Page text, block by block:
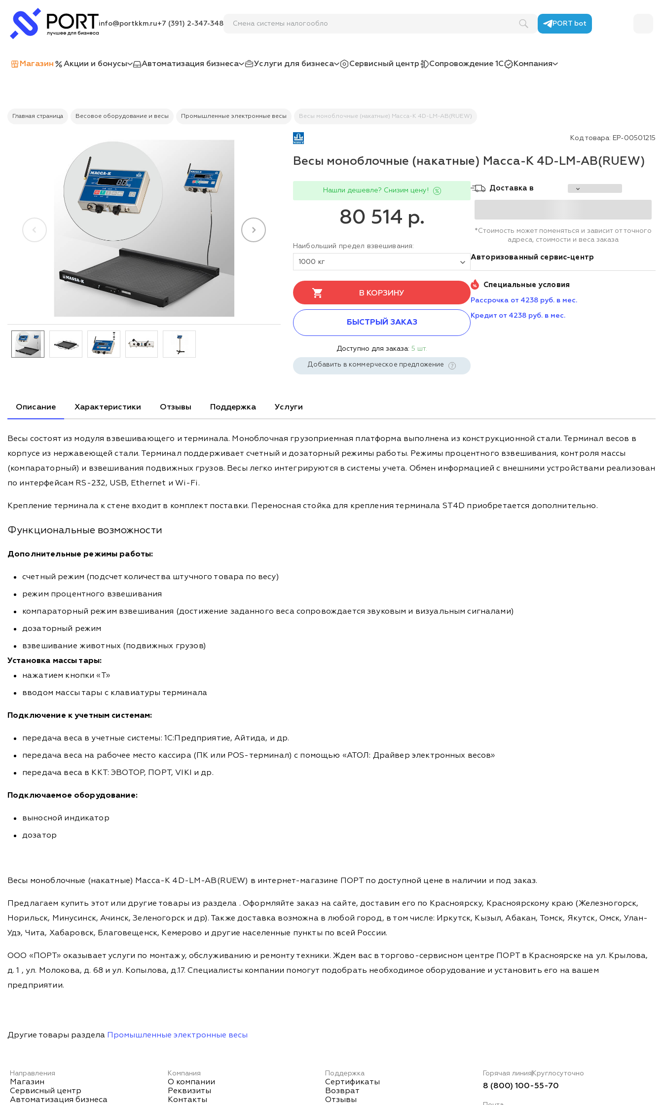
info@portkkm.ru+7 (391) 2-347-348 Смена системы нал PORT bot
Магазин Акции и бонусы Автоматизация бизнеса Услуги для бизнеса Сервисный центр Сопровождение 1С Компания
Главная страница Весовое оборудование и весы Промышленные электронные весы Весы моноблочные (накатные) Масса-К 4D-LM-AB(RUEW)
Код товара: ЕР-00501215
Весы моноблочные (накатные) Масса-К 4D-LM-AB(RUEW)
Нашли дешевле? Снизим цену!
80 514 р.
Наибольший предел взвешивания:
1000 кг
В КОРЗИНУ
БЫСТРЫЙ ЗАКАЗ
Доступно для заказа: 5 шт.
Добавить в коммерческое предложение
Доставка в
*Стоимость может поменяться и зависит от точного
адреса, стоимости и веса заказа
Авторизованный сервис-центр
Специальные условия
Рассрочка от 4238 руб. в мес.
Кредит от 4238 руб. в мес.
Описание Характеристики Отзывы Поддержка Услуги
Весы состоят из модуля взвешивающего и терминала. Моноблочная грузоприемная платформа выполнена из конструкционной стали. Терминал весов в
корпусе из нержавеющей стали. Терминал поддерживает счетный и дозаторный режимы работы. Режимы процентного взвешивания, контроля массы
(компараторный) и взвешивания подвижных грузов. Весы легко интегрируются в системы учета. Обмен информацией с внешними устройствами реализован
по интерфейсам RS-232, USB, Ethernet и Wi-Fi.
Крепление терминала к стене входит в комплект поставки. Переносная стойка для крепления терминала ST4D приобретается дополнительно.
Функциональные возможности
Дополнительные режимы работы:
счетный режим (подсчет количества штучного товара по весу)
режим процентного взвешивания
компараторный режим взвешивания (достижение заданного веса сопровождается звуковым и визуальным сигналами)
дозаторный режим
взвешивание животных (подвижных грузов)
Установка массы тары:
нажатием кнопки «T»
вводом массы тары с клавиатуры терминала
Подключение к учетным системам:
передача веса в учетные системы: 1С:Предприятие, Айтида, и др.
передача веса на рабочее место кассира (ПК или POS-терминал) с помощью «АТОЛ: Драйвер электронных весов»
передача веса в ККТ: ЭВОТОР, ПОРТ, VIKI и др.
Подключаемое оборудование:
выносной индикатор
дозатор
Весы моноблочные (накатные) Масса-К 4D-LM-AB(RUEW) в интернет-магазине ПОРТ по доступной цене в наличии и под заказ.
Предлагаем купить этот или другие товары из раздела . Оформляйте заказ на сайте, доставим его по Красноярску, Красноярскому краю (Железногорск,
Норильск, Минусинск, Ачинск, Зеленогорск и др). Также доставка возможна в любой город, в том числе: Иркутск, Кызыл, Абакан, Томск, Якутск, Омск, Улан-
Удэ, Чита, Хабаровск, Благовещенск, Кемерово и другие населенные пункты по всей России.
ООО «ПОРТ» оказывает услуги по монтажу, обслуживанию и ремонту техники. Ждем вас в торгово-сервисном центре ПОРТ в Красноярске на ул. Крылова,
д. 1 , ул. Молокова, д. 68 и ул. Копылова, д.17. Специалисты компании помогут подобрать необходимое оборудование и установить его на вашем
предприятии.
Другие товары раздела Промышленные электронные весы
Направления
Магазин
Сервисный центр
Автоматизация бизнеса
Компания
О компании
Реквизиты
Контакты
Поддержка
Сертификаты
Возврат
Отзывы
Горячая линия Круглосуточно
8 (800) 100-55-70